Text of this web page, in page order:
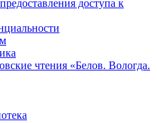
доступа к
чтения «Белов. Вологда.